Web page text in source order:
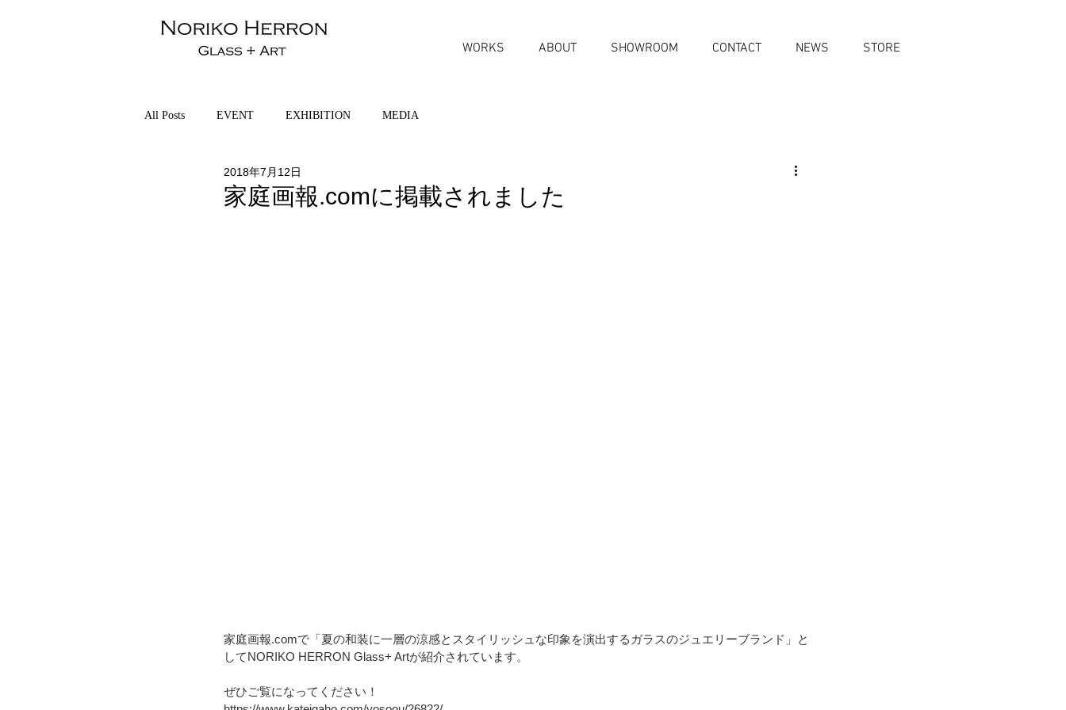
WORKS ABOUT SHOWROOM CONTACT NEWS STORE
All Posts EVENT EXHIBITION MEDIA
家庭画報.comに掲載されました
2018年7月12日
家庭画報.comで「夏の和装に一層の涼感とスタイリッシュな印象を演出するガラスのジュエリーブランド」と
してNORIKO HERRON Glass+ Artが紹介されています。
ぜひご覧になってください！